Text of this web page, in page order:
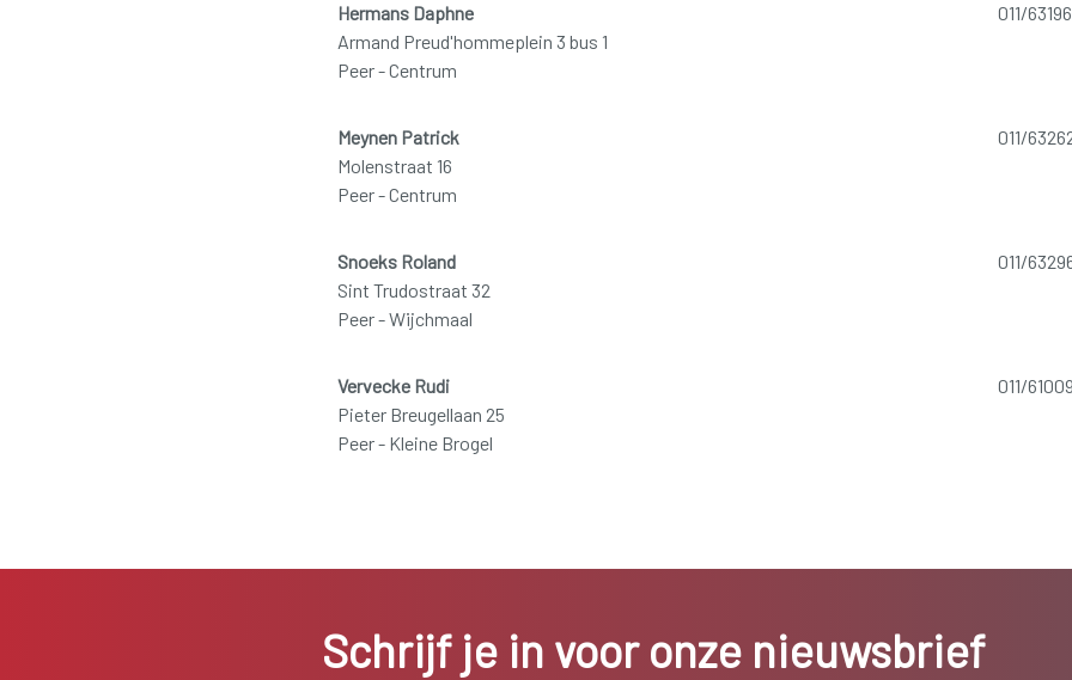
Hermans Daphne
Armand Preud'hommeplein 3 bus 1
Peer - Centrum
011/
Meynen Patrick
Molenstraat 16
Peer - Centrum
011/
Snoeks Roland
Sint Trudostraat 32
Peer - Wijchmaal
011/
Vervecke Rudi
Pieter Breugellaan 25
Peer - Kleine Brogel
011/
Schrijf je in voor onze nieuwsbrief